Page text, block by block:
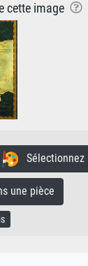
cette image
Sélectionnez
une pièce